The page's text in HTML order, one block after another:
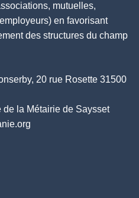
mutuelles,
en favorisant
des structures du champ
20 rue Rosette 31500
la Métairie de Saysset